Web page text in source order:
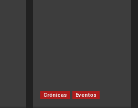
Crónicas Eventos